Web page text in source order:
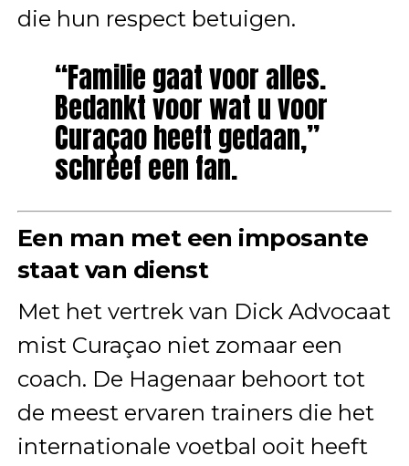
die hun respect betuigen.
“Familie gaat voor alles.
Bedankt voor wat u voor
Curaçao heeft gedaan,”
schreef een fan.
Een man met een imposante
staat van dienst
Met het vertrek van Dick Advocaat
mist Curaçao niet zomaar een
coach. De Hagenaar behoort tot
de meest ervaren trainers die het
internationale voetbal ooit heeft